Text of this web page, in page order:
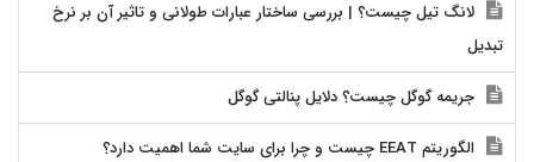
لانگ تیل چیست؟ | بررسی ساختار عبارات طولانی و تاثیر آن بر نرخ
تبدیل
جریمه گوگل چیست؟ دلایل پنالتی گوگل
الگوریتم EEAT چیست و چرا برای سایت شما اهمیت دارد؟